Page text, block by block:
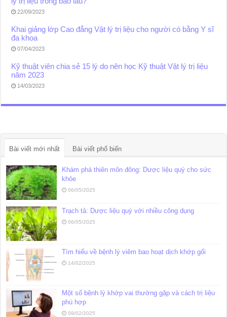
22/09/2023
Khai giảng lớp Cao đẳng Vật lý trị liệu cho người có bằng Y sĩ
đa khoa
07/04/2023
Kỹ thuật viên chia sẻ 15 lý do nên học Kỹ thuật Vật lý trị liệu
năm 2023
14/03/2023
Bài viết mới nhất Bài viết phổ biến
Khám phá thiên môn đông: Dược liệu quý cho sức
khỏe
06/05/2025
Trạch tả: Dược liệu quý với nhiều công dụng
06/05/2025
Tìm hiểu về bệnh lý viêm bao hoạt dịch khớp gối
14/02/2025
Một số bệnh lý khớp vai thường gặp và cách trị liệu
phù hợp
09/02/2025